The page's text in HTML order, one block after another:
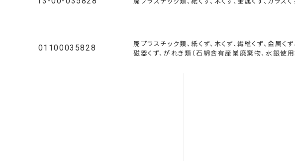
01100035828
廃プラスチック類、紙くず、木くず、繊維くず、金属く
磁器くず、がれき類（石綿含有産業廃棄物、水銀使